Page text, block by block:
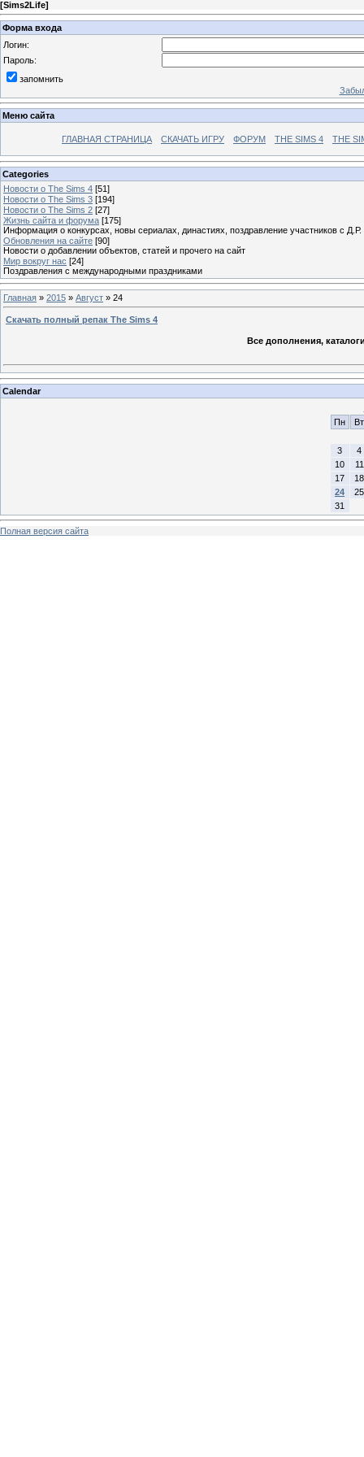
[Sims2Life]
Форма входа
Логин:
Пароль:
запомнить
Меню сайта
ГЛАВНАЯ СТРАНИЦА СКАЧАТЬ ИГРУ ФОРУМ THE SIMS 4 THE
Categories
Новости о The Sims 4 [51]
Новости о The Sims 3 [194]
Новости о The Sims 2 [27]
Жизнь сайта и форума [175]
Информация о конкурсах, новы сериалах, династиях, поздравление участников с Д.Р.
Обновления на сайте [90]
Новости о добавлении объектов, статей и прочего на сайт
Мир вокруг нас [24]
Поздравления с международными праздниками
Главная » 2015 » Август » 24
Скачать полный репак The Sims 4
Все дополнения,
Calendar
Пн
Вт
3
4
10
11
17
18
24
25
31
Полная версия сайта